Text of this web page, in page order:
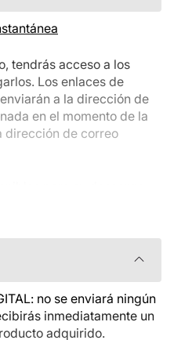
tendrás acceso a los
Los enlaces de
a la dirección de
en el momento de la
dirección de correo
cambiar ni cancelar
antes de
contacto con nosotros si
con el pedido,
con el vendedor.
no se enviará ningún
inmediatamente un
adquirido.